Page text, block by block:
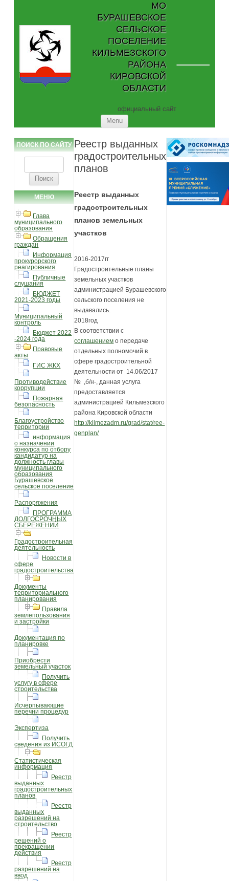
МО
БУРАШЕВСКОЕ
СЕЛЬСКОЕ
ПОСЕЛЕНИЕ
КИЛЬМЕЗСКОГО
РАЙОНА
КИРОВСКОЙ
ОБЛАСТИ
официальный сайт
Menu
ПОИСК ПО САЙТУ
МЕНЮ
Глава
муниципального
образования
Обращения
граждан
Информация
прокурорского
реагирования
Публичные
слушания
БЮДЖЕТ
2021-2023 годы
Муниципальный
контроль
Бюджет 2022
-2024 года
Правовые
акты
ГИС ЖКХ
Противодействие
коррупции
Пожарная
безопасность
Благоустройство
территории
информация
о назначении
конкурса по отбору
кандидатур на
должность главы
муниципального
образования
Бурашевское
сельское поселение
Распоряжения
ПРОГРАММА
ДОЛГОСРОЧНЫХ
СБЕРЕЖЕНИЙ
Градостроительная
деятельность
Новости в
сфере
градостроительства
Документы
территориального
планирования
Правила
землепользования
и застройки
Документация по
планировке
Приобрести
земельный участок
Получить
услугу в сфере
строительства
Исчерпывающие
перечни процедур
Экспертиза
Получить
сведения из ИСОГД
Статистическая
информация
Реестр
выданных
градостроительных
планов
Реестр
выданных
разрешений на
строительство
Реестр
решений о
прекращении
действия
Реестр
разрешений на
ввод
Реестр выданных
градостроительных
планов
Реестр выданных
градостроительных
планов земельных
участков
2016-2017гг
Градостроительные планы
земельных участков
администрацией Бурашевского
сельского поселения не
выдавались.
2018год
В соответствии с
соглашением о передаче
отдельных полномочий в
сфере градостроительной
деятельности от 14.06/2017
№ ,б/н-, данная услуга
предоставляется
администрацией Кильмезского
района Кировской области
http://kilmezadm.ru/grad/stat/ree-
genplan/